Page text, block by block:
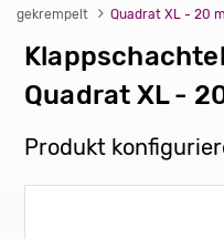
gekrempelt
Quadrat XL - 20
Quadrat XL -
Produkt